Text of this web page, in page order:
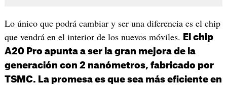
Lo único que podrá cambiar y ser una diferencia es el chip
que vendrá en el interior de los nuevos móviles.
El chip
A20 Pro apunta a ser la gran mejora de la
generación con 2 nanómetros, fabricado por
TSMC. La promesa es que sea más eficiente en